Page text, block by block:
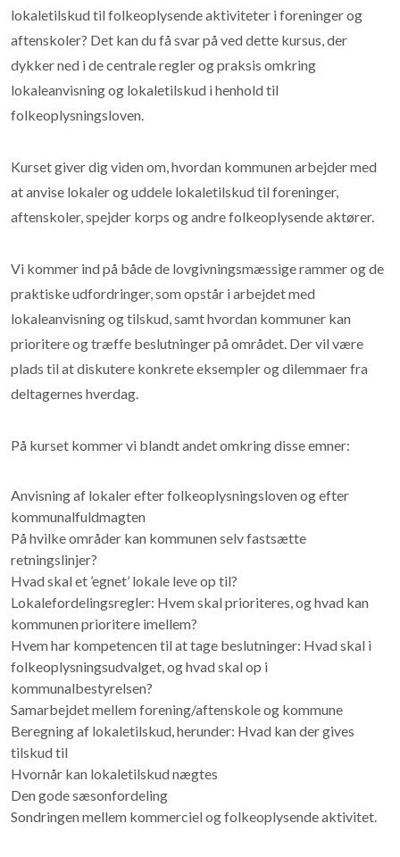
lokaletilskud til folkeoplysende aktiviteter i foreninger og
aftenskoler? Det kan du få svar på ved dette kursus, der
dykker ned i de centrale regler og praksis omkring
lokaleanvisning og lokaletilskud i henhold til
folkeoplysningsloven.
Kurset giver dig viden om, hvordan kommunen arbejder med
at anvise lokaler og uddele lokaletilskud til foreninger,
aftenskoler, spejder korps og andre folkeoplysende aktører.
Vi kommer ind på både de lovgivningsmæssige rammer og de
praktiske udfordringer, som opstår i arbejdet med
lokaleanvisning og tilskud, samt hvordan kommuner kan
prioritere og træffe beslutninger på området. Der vil være
plads til at diskutere konkrete eksempler og dilemmaer fra
deltagernes hverdag.
På kurset kommer vi blandt andet omkring disse emner:
Anvisning af lokaler efter folkeoplysningsloven og efter
kommunalfuldmagten
På hvilke områder kan kommunen selv fastsætte
retningslinjer?
Hvad skal et ’egnet’ lokale leve op til?
Lokalefordelingsregler: Hvem skal prioriteres, og hvad kan
kommunen prioritere imellem?
Hvem har kompetencen til at tage beslutninger: Hvad skal i
folkeoplysningsudvalget, og hvad skal op i
kommunalbestyrelsen?
Samarbejdet mellem forening/aftenskole og kommune
Beregning af lokaletilskud, herunder: Hvad kan der gives
tilskud til
Hvornår kan lokaletilskud nægtes
Den gode sæsonfordeling
Sondringen mellem kommerciel og folkeoplysende aktivitet.